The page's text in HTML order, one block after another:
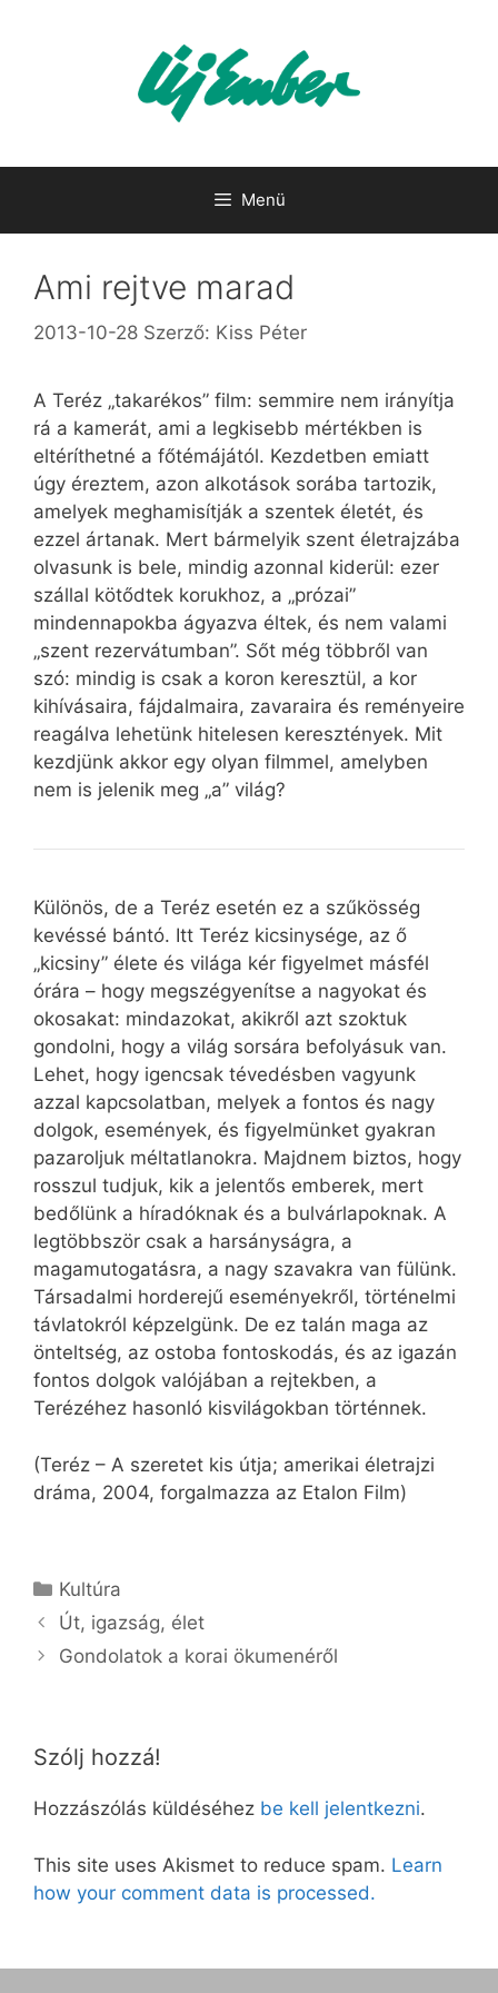
Menü
Ami rejtve marad
2013-10-28 Szerző: Kiss Péter
A Teréz „takarékos” film: semmire nem irányítja
rá a kamerát, ami a legkisebb mértékben is
eltéríthetné a főtémájától. Kezdetben emiatt
úgy éreztem, azon alkotások sorába tartozik,
amelyek meghamisítják a szentek életét, és
ezzel ártanak. Mert bármelyik szent életrajzába
olvasunk is bele, mindig azonnal kiderül: ezer
szállal kötődtek korukhoz, a „prózai”
mindennapokba ágyazva éltek, és nem valami
„szent rezervátumban”. Sőt még többről van
szó: mindig is csak a koron keresztül, a kor
kihívásaira, fájdalmaira, zavaraira és reményeire
reagálva lehetünk hitelesen keresztények. Mit
kezdjünk akkor egy olyan filmmel, amelyben
nem is jelenik meg „a” világ?
Különös, de a Teréz esetén ez a szűkösség
kevéssé bántó. Itt Teréz kicsinysége, az ő
„kicsiny” élete és világa kér figyelmet másfél
órára – hogy megszégyenítse a nagyokat és
okosakat: mindazokat, akikről azt szoktuk
gondolni, hogy a világ sorsára befolyásuk van.
Lehet, hogy igencsak tévedésben vagyunk
azzal kapcsolatban, melyek a fontos és nagy
dolgok, események, és figyelmünket gyakran
pazaroljuk méltatlanokra. Majdnem biztos, hogy
rosszul tudjuk, kik a jelentős emberek, mert
bedőlünk a híradóknak és a bulvárlapoknak. A
legtöbbször csak a harsányságra, a
magamutogatásra, a nagy szavakra van fülünk.
Társadalmi horderejű eseményekről, történelmi
távlatokról képzelgünk. De ez talán maga az
önteltség, az ostoba fontoskodás, és az igazán
fontos dolgok valójában a rejtekben, a
Terézéhez hasonló kisvilágokban történnek.
(Teréz – A szeretet kis útja; amerikai életrajzi
dráma, 2004, forgalmazza az Etalon Film)
Kategória
Kultúra
Út, igazság, élet
Gondolatok a korai ökumenéről
Szólj hozzá!
Hozzászólás küldéséhez be kell jelentkezni.
This site uses Akismet to reduce spam. Learn
how your comment data is processed.